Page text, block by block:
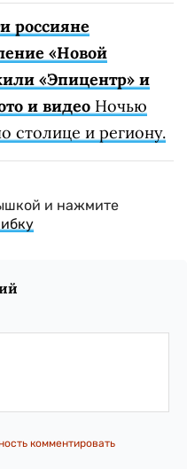
россияне
«Новой
«Эпицентр» и
и видео Ночью
столице и региону.
и нажмите
комментировать